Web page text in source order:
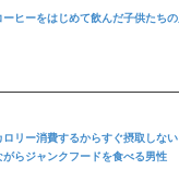
ーヒーをはじめて飲んだ子供たち
ロリー消費するからすぐ摂取しな
がらジャンクフードを食べる男性